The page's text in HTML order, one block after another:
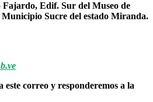
Edif. Sur del Museo de
Sucre del estado Miranda.
este correo y responderemos a la